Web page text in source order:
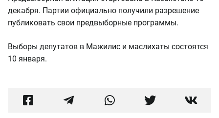
декабря. Партии официально получили разрешение
публиковать свои предвыборные программы.
Выборы депутатов в Мажилис и маслихаты состоятся
10 января.